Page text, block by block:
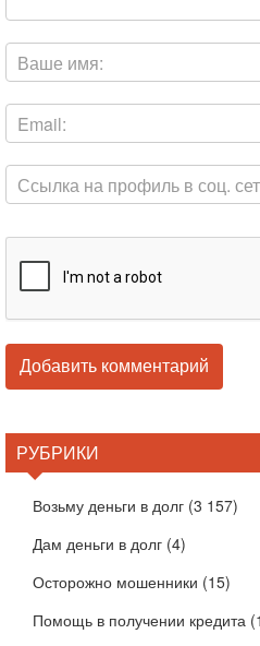
РУБРИКИ
Возьму деньги в долг (3 157)
Дам деньги в долг (4)
Осторожно мошенники (15)
Помощь в получении кредита